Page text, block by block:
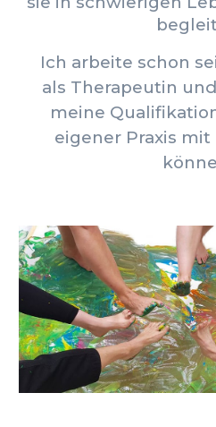
Ich arbeite schon
als Therapeutin
meine
eigener Praxis